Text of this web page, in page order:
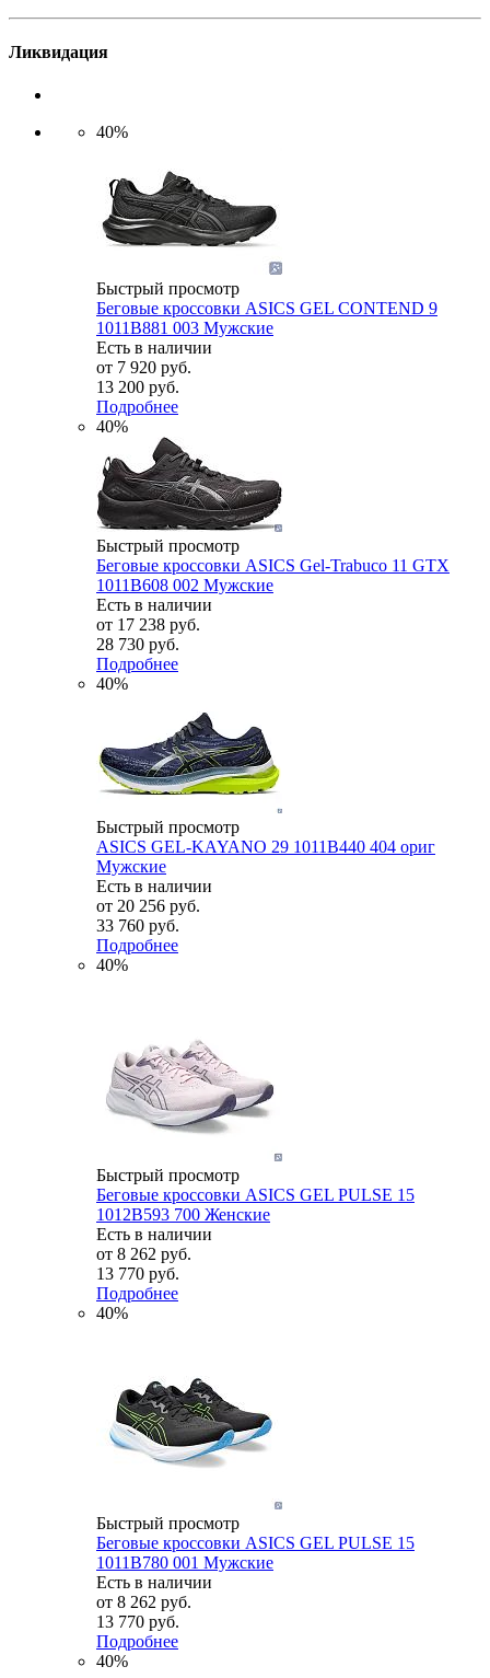
Ликвидация
40%
Быстрый просмотр
Беговые кроссовки ASICS GEL CONTEND 9
1011B881 003 Мужские
Есть в наличии
от 7 920 руб.
13 200 руб.
Подробнее
40%
Быстрый просмотр
Беговые кроссовки ASICS Gel-Trabuco 11 GTX
1011B608 002 Мужские
Есть в наличии
от 17 238 руб.
28 730 руб.
Подробнее
40%
Быстрый просмотр
ASICS GEL-KAYANO 29 1011B440 404 ориг
Мужские
Есть в наличии
от 20 256 руб.
33 760 руб.
Подробнее
40%
Быстрый просмотр
Беговые кроссовки ASICS GEL PULSE 15
1012B593 700 Женские
Есть в наличии
от 8 262 руб.
13 770 руб.
Подробнее
40%
Быстрый просмотр
Беговые кроссовки ASICS GEL PULSE 15
1011B780 001 Мужские
Есть в наличии
от 8 262 руб.
13 770 руб.
Подробнее
40%